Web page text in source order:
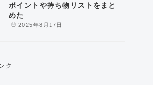
2025年8月17日
ポイントや持ち物リストをまと
めた
ク